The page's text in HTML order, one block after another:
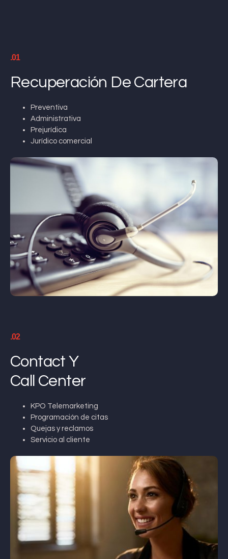
.01
Recuperación De Cartera
Preventiva
Administrativa
Prejurídica
Jurídico comercial
.02
Contact Y
Call Center
KPO Telemarketing
Programación de citas
Quejas y reclamos
Servicio al cliente